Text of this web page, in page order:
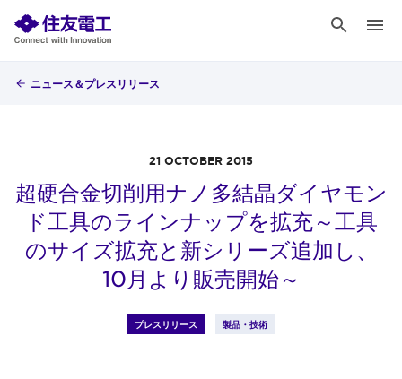
ニュース＆プレスリリース
21 OCTOBER 2015
超硬合金切削用ナノ多結晶ダイヤモン
ド工具のラインナップを拡充～工具
のサイズ拡充と新シリーズ追加し、
10月より販売開始～
プレスリリース 製品・技術